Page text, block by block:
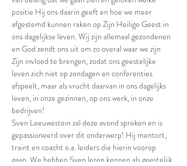
positie Hij ons daarin geeft en hoe we meer
afgestemd kunnen raken op Zijn Heilige Geest in
ons dagelijkse leven. Wij zijn allemaal gezondenen
en God zendt ons uit om zo overal waar we zijn
Zijn invloed te brengen, zodat ons geestelijke
leven zich niet op zondagen en conferenties
afspeelt, maar als vrucht daarvan in ons dagelijks
leven, in onze gezinnen, op ons werk, in onze
bedrijven!
Sven Leeuwestein zal deze avond spreken en is
gepassioneerd over dit onderwerp! Hij mentort,
traint en coacht o.a. leiders die hierin voorop
gaan. We hebben Sven leren kennen als geestelijk